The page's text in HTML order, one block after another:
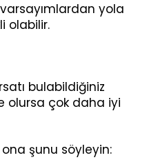
varsayımlardan yola
olabilir.
bulabildiğiniz
olursa çok daha iyi
şunu söyleyin: